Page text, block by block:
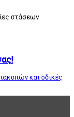
στάσεων
και οδικές